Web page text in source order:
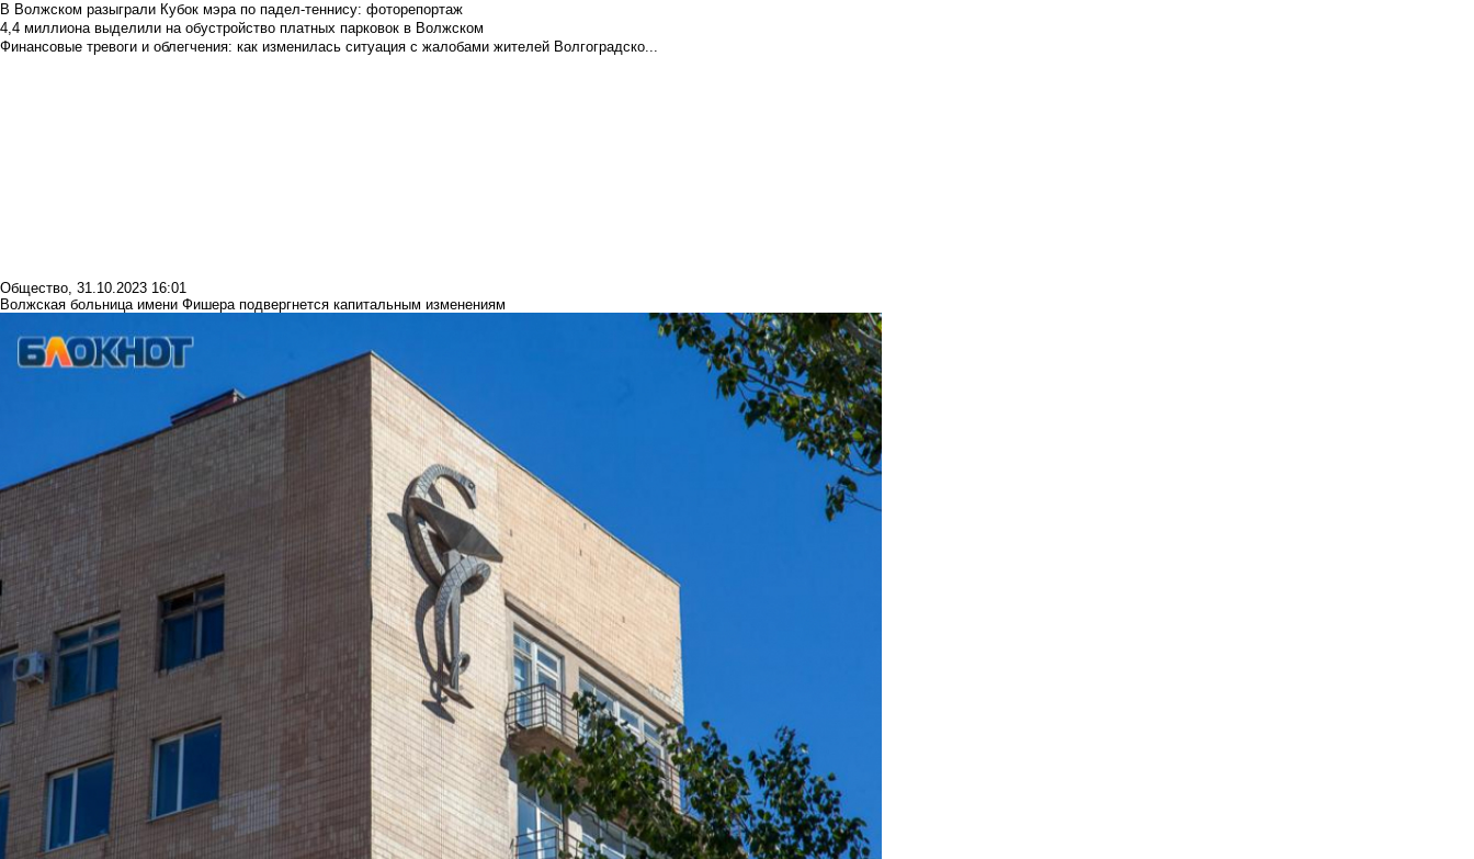
В Волжском разыграли Кубок мэра по падел-теннису: фоторепортаж
4,4 миллиона выделили на обустройство платных парковок в Волжском
Финансовые тревоги и облегчения: как изменилась ситуация с жалобами жителей Волгоградско...
Общество, 31.10.2023 16:01
Волжская больница имени Фишера подвергнется капитальным изменениям